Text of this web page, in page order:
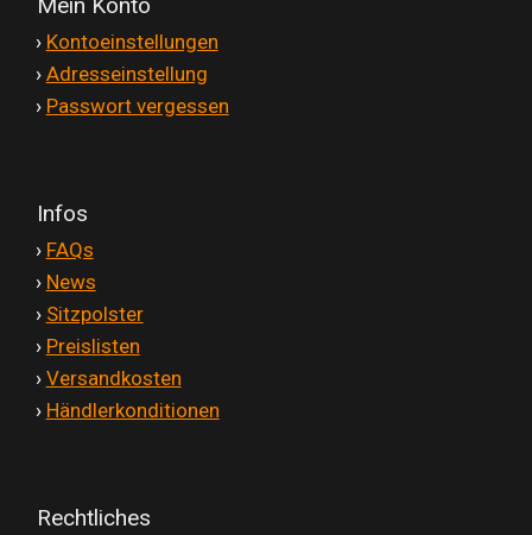
Mein Konto
FAQs
Impressum
Versandkosten
Datenschutzerklärung
› Kontoeinstellungen
› Adresseinstellung
› Passwort vergessen
Infos
› FAQs
› News
› Sitzpolster
› Preislisten
› Versandkosten
› Händlerkonditionen
Rechtliches